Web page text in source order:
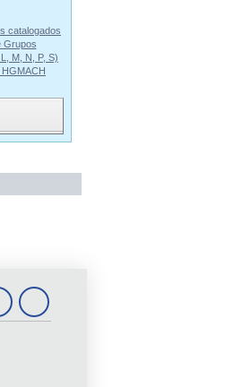
catalogados
Grupos
M, N, P, S)